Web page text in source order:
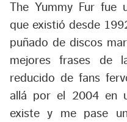
The Yummy Fur fue
que existió desde
puñado de discos
mejores frases de
reducido de fans
allá por el 2004 en
existe y me pase